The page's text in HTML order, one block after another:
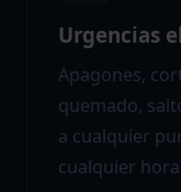
Urgencias
Apagones,
quemado,
a cualquier
cualquier